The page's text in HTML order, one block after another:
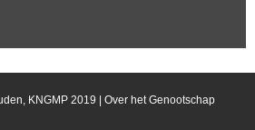
KNGMP 2019 | Over het Genootschap